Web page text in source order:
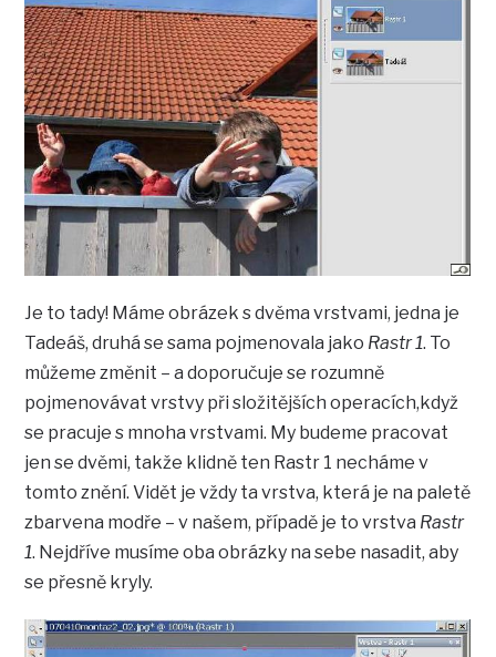
Je to tady! Máme obrázek s dvěma vrstvami, jedna je
Tadeáš, druhá se sama pojmenovala jako Rastr 1. To
můžeme změnit – a doporučuje se rozumně
pojmenovávat vrstvy při složitějších operacích,když
se pracuje s mnoha vrstvami. My budeme pracovat
jen se dvěmi, takže klidně ten Rastr 1 necháme v
tomto znění. Vidět je vždy ta vrstva, která je na paletě
zbarvena modře – v našem, případě je to vrstva Rastr
1. Nejdříve musíme oba obrázky na sebe nasadit, aby
se přesně kryly.